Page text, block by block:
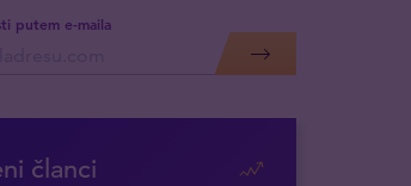
putem e-maila
članci